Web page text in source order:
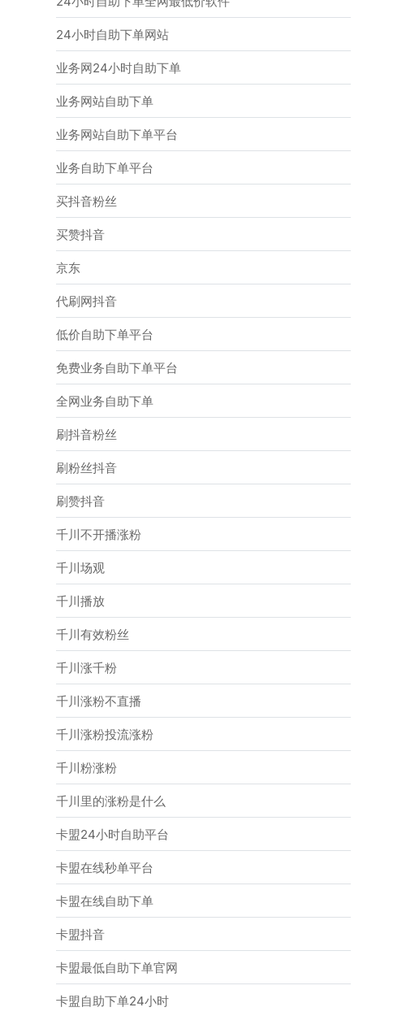
24小时自助下单网站
业务网24小时自助下单
业务网站自助下单
业务网站自助下单平台
业务自助下单平台
买抖音粉丝
买赞抖音
京东
代刷网抖音
低价自助下单平台
免费业务自助下单平台
全网业务自助下单
刷抖音粉丝
刷粉丝抖音
刷赞抖音
千川不开播涨粉
千川场观
千川播放
千川有效粉丝
千川涨千粉
千川涨粉不直播
千川涨粉投流涨粉
千川粉涨粉
千川里的涨粉是什么
卡盟24小时自助平台
卡盟在线秒单平台
卡盟在线自助下单
卡盟抖音
卡盟最低自助下单官网
卡盟自助下单24小时